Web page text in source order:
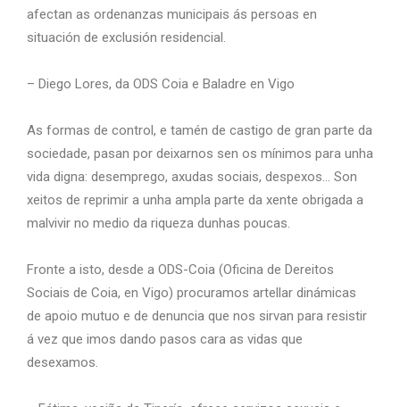
afectan as ordenanzas municipais ás persoas en
situación de exclusión residencial.
– Diego Lores, da ODS Coia e Baladre en Vigo
As formas de control, e tamén de castigo de gran parte da
sociedade, pasan por deixarnos sen os mínimos para unha
vida digna: desemprego, axudas sociais, despexos… Son
xeitos de reprimir a unha ampla parte da xente obrigada a
malvivir no medio da riqueza dunhas poucas.
Fronte a isto, desde a ODS-Coia (Oficina de Dereitos
Sociais de Coia, en Vigo) procuramos artellar dinámicas
de apoio mutuo e de denuncia que nos sirvan para resistir
á vez que imos dando pasos cara as vidas que
desexamos.